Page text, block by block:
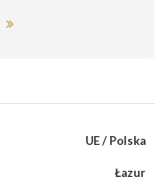
UE / Polska
Łazur